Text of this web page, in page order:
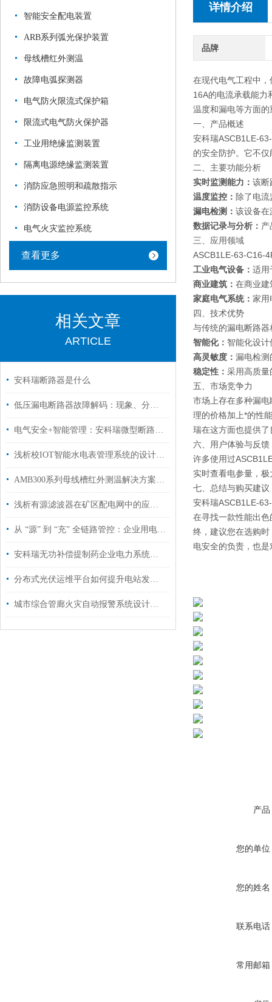
智能安全配电装置
ARB系列弧光保护装置
母线槽红外测温
故障电弧探测器
电气防火限流式保护箱
限流式电气防火保护器
工业用绝缘监测装置
隔离电源绝缘监测装置
消防应急照明和疏散指示
消防设备电源监控系统
电气火灾监控系统
查看更多
相关文章
ARTICLE
安科瑞断路器是什么
低压漏电断路器故障解码：现象、分析与诊断艺术
电气安全+智能管理：安科瑞微型断路器在学校中的创新应用
浅析校IOT智能水电表管理系统的设计及产品应用方案
AMB300系列母线槽红外测温解决方案某锂电厂房项目案例分享
浅析有源滤波器在矿区配电网中的应用研究与选型
从 “源” 到 “充” 全链路管控：企业用电升级的源网荷储充方案
安科瑞无功补偿提制药企业电力系统功率因数的解决方案
分布式光伏运维平台如何提升电站发电量
城市综合管廊火灾自动报警系统设计与应用
详情介绍
品牌
在现代电气工程中
16A的电流承载能力
温度和漏电等方面
一、产品概述
安科瑞ASCB1LE-
的安全防护。它不
二、主要功能分析
实时监测能力： 该断
温度监控： 除了电
漏电检测： 该设备在
数据记录与分析： 产
三、应用领域
ASCB1LE-63-C16-
工业电气设备： 适用
商业建筑： 在商业建
家庭电气系统： 家用
四、技术优势
与传统的漏电断路
智能化： 智能化设
高灵敏度： 漏电检测
稳定性： 采用高质量
五、市场竞争力
市场上存在多种漏
理的价格加上*的性
瑞在这方面也提供
六、用户体验与反馈
许多使用过
实时查看电参量，
七、总结与购买建议
安科瑞ASCB1LE-
在寻找一款性能出
终，建议您在选购
电安全的负责，也
产品
您的单位
您的姓名
联系电话
常用邮箱